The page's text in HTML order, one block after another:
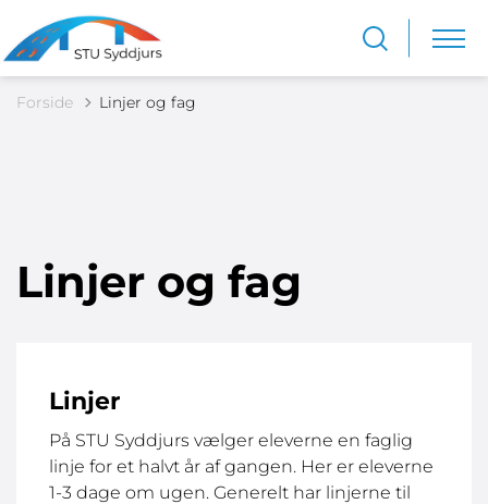
Forside Linjer og fag
Linjer og fag
Linjer
På STU Syddjurs vælger eleverne en faglig
linje for et halvt år af gangen. Her er eleverne
1-3 dage om ugen. Generelt har linjerne til